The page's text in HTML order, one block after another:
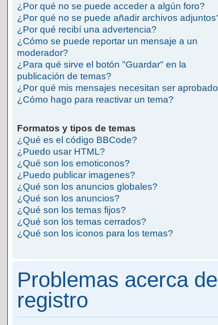
¿Por qué no se puede acceder a algún foro?
¿Por qué no se puede añadir archivos
¿Por qué recibí una advertencia?
¿Cómo se puede reportar un mensaje a un
moderador?
¿Para qué sirve el botón "Guardar" en la
publicación de temas?
¿Por qué mis mensajes necesitan ser
¿Cómo hago para reactivar un tema?
Formatos y tipos de temas
¿Qué es el código BBCode?
¿Puedo usar HTML?
¿Qué son los emoticonos?
¿Puedo publicar imagenes?
¿Qué son los anuncios globales?
¿Qué son los anuncios?
¿Qué son los temas fijos?
¿Qué son los temas cerrados?
¿Qué son los iconos para los temas?
Problemas acerca
registro